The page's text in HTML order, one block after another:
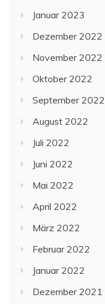
Januar 2023
Dezember 2022
November 2022
Oktober 2022
September 2022
August 2022
Juli 2022
Juni 2022
Mai 2022
April 2022
März 2022
Februar 2022
Januar 2022
Dezember 2021